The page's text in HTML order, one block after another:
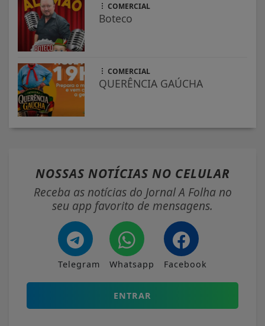
COMERCIAL
Boteco
COMERCIAL
QUERÊNCIA GAÚCHA
NOSSAS NOTÍCIAS NO CELULAR
Receba as notícias do Jornal A Folha no
seu app favorito de mensagens.
Telegram Whatsapp Facebook
ENTRAR